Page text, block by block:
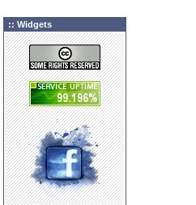
:: Widgets